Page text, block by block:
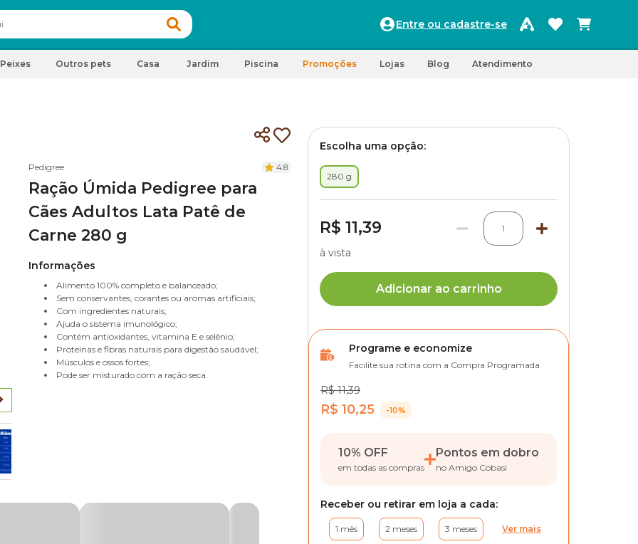
Entre ou cadastre-se
Peixes Outros pets Casa Jardim Piscina Promoções Lojas Blog Atendimento
Pedigree 4.8
Ração Úmida Pedigree para
Cães Adultos Lata Patê de
Carne 280 g
Informações
Alimento 100% completo e balanceado;
Sem conservantes, corantes ou aromas artificiais;
Com ingredientes naturais;
Ajuda o sistema imunológico;
Contém antioxidantes, vitamina E e selênio;
Proteínas e fibras naturais para digestão saudável;
Músculos e ossos fortes;
Pode ser misturado com a ração seca.
Escolha uma opção:
280 g
R$ 11,39 1
à vista
Adicionar ao carrinho
Programe e economize
Facilite sua rotina com a Compra Programada
R$ 11,39
R$ 10,25 -10%
10% OFF
em todas as compras
Pontos em dobro
no Amigo Cobasi
Receber ou retirar em loja a cada:
1 mês 2 meses 3 meses Ver mais